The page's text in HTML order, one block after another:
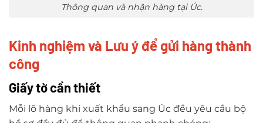
Thông quan và nhận hàng tại Úc.
Kinh nghiệm và Lưu ý để gửi hàng thành
công
Giấy tờ cần thiết
Mỗi lô hàng khi xuất khẩu sang Úc đều yêu cầu bộ